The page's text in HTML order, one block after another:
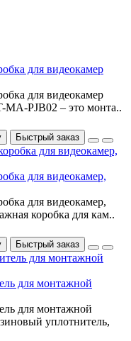
для видеокамер
для видеокамер
MA-PJB02 – это монта..
Быстрый заказ
для видеокамер,
для видеокамер,
коробка для кам..
Быстрый заказ
для монтажной
для монтажной
уплотнитель,